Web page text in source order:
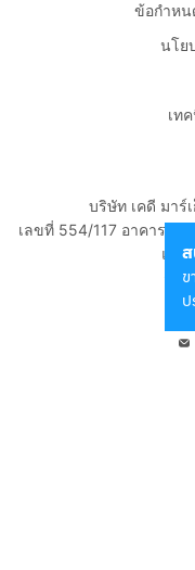
ข้อกำหน
นโย
เท
บริษัท เคดี มาร์
เลขที่ 554/117 อาคารสก
แขว
กรุ